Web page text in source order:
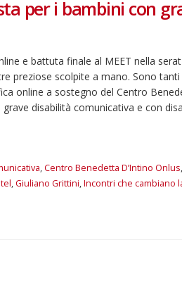
per i bambini con
e battuta finale al MEET nella
preziose scolpite a mano. Sono
online a sostegno del Centro
disabilità comunicativa e con
,Centro Benedetta D’Intino Onlus,
,Giuliano Grittini,Incontri che cambiano